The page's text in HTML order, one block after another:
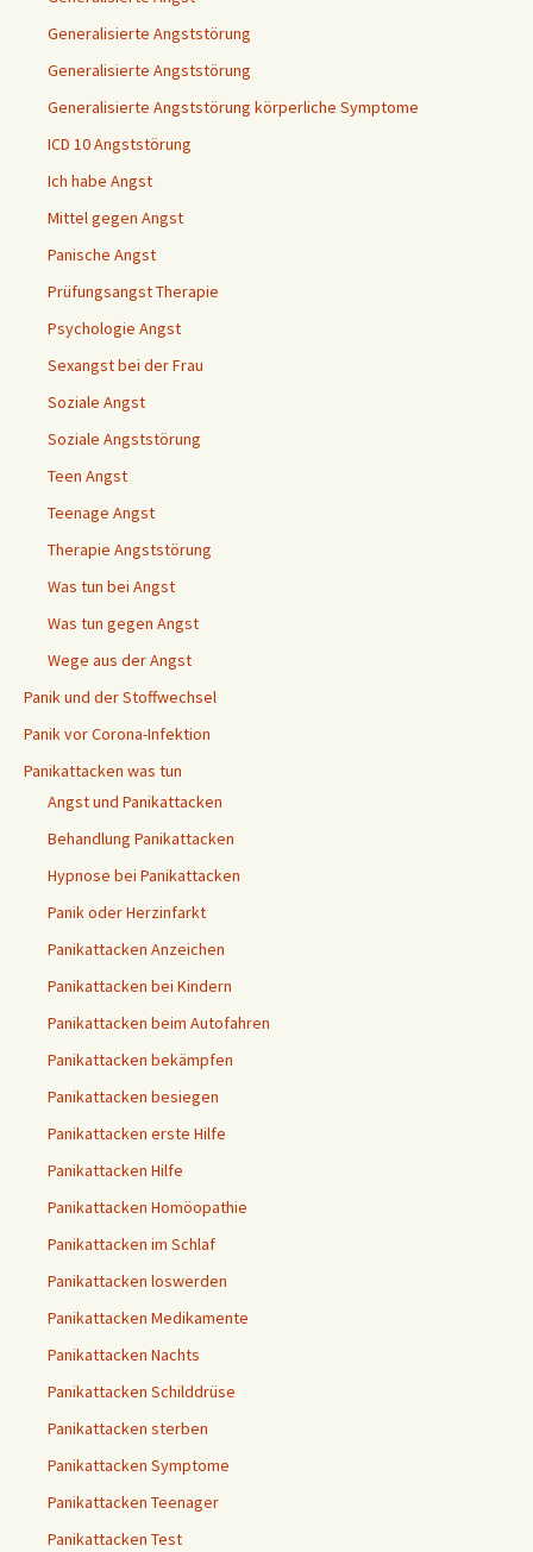
Generalisierte Angststörung
Generalisierte Angststörung
Generalisierte Angststörung körperliche Symptome
ICD 10 Angststörung
Ich habe Angst
Mittel gegen Angst
Panische Angst
Prüfungsangst Therapie
Psychologie Angst
Sexangst bei der Frau
Soziale Angst
Soziale Angststörung
Teen Angst
Teenage Angst
Therapie Angststörung
Was tun bei Angst
Was tun gegen Angst
Wege aus der Angst
Panik und der Stoffwechsel
Panik vor Corona-Infektion
Panikattacken was tun
Angst und Panikattacken
Behandlung Panikattacken
Hypnose bei Panikattacken
Panik oder Herzinfarkt
Panikattacken Anzeichen
Panikattacken bei Kindern
Panikattacken beim Autofahren
Panikattacken bekämpfen
Panikattacken besiegen
Panikattacken erste Hilfe
Panikattacken Hilfe
Panikattacken Homöopathie
Panikattacken im Schlaf
Panikattacken loswerden
Panikattacken Medikamente
Panikattacken Nachts
Panikattacken Schilddrüse
Panikattacken sterben
Panikattacken Symptome
Panikattacken Teenager
Panikattacken Test